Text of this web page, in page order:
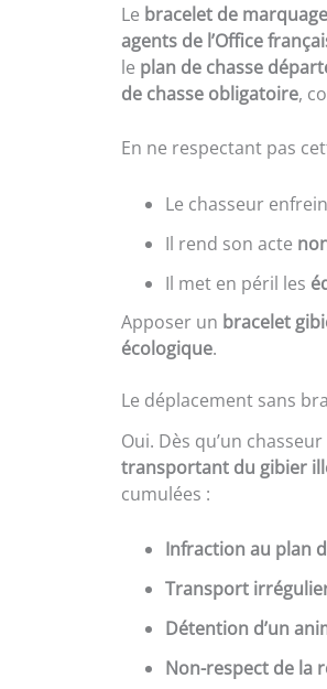
Le bracelet de marquage
agents de l’Office
le plan de chasse
de chasse obligatoire,
En ne respectant pas
Le chasseur
Il rend son acte
Il met en péril les
Apposer un bracelet
écologique.
Le déplacement sans
Oui. Dès qu’un chasseur
transportant du gibier
cumulées :
Infraction au plan
Transport
Détention d’un
Non-respect de la